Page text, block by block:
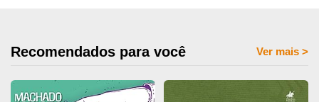
Recomendados para você Ver mais >